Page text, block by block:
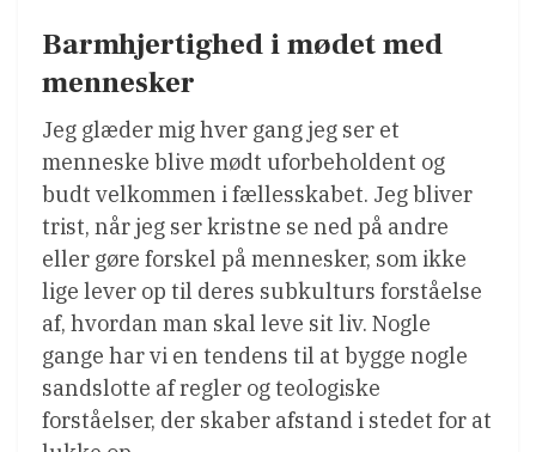
Barmhjertighed i mødet med
mennesker
Jeg glæder mig hver gang jeg ser et
menneske blive mødt uforbeholdent og
budt velkommen i fællesskabet. Jeg bliver
trist, når jeg ser kristne se ned på andre
eller gøre forskel på mennesker, som ikke
lige lever op til deres subkulturs forståelse
af, hvordan man skal leve sit liv. Nogle
gange har vi en tendens til at bygge nogle
sandslotte af regler og teologiske
forståelser, der skaber afstand i stedet for at